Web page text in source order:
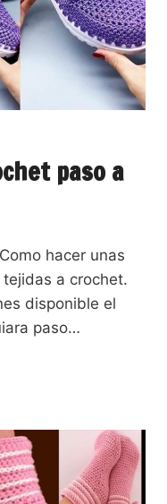
paso a
hacer unas
a crochet.
disponible el
paso…